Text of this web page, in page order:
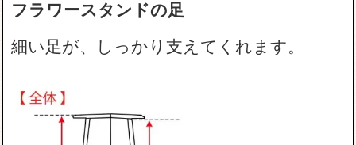
フラワースタンドの足
細い足が、しっかり支えてくれます。